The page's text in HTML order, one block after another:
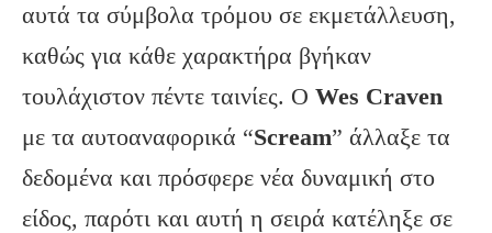
αυτά τα σύμβολα τρόμου σε εκμετάλλευση,
καθώς για κάθε χαρακτήρα βγήκαν
τουλάχιστον πέντε ταινίες. Ο Wes Craven
με τα αυτοαναφορικά “Scream” άλλαξε τα
δεδομένα και πρόσφερε νέα δυναμική στο
είδος, παρότι και αυτή η σειρά κατέληξε σε